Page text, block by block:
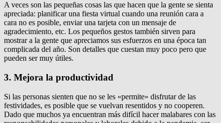
A veces son las pequeñas cosas las que hacen que la gente se sienta
apreciada: planificar una fiesta virtual cuando una reunión cara a
cara no es posible, enviar una tarjeta con un mensaje de
agradecimiento, etc. Los pequeños gestos también sirven para
mostrar a la gente que apreciamos sus esfuerzos en una época tan
complicada del año. Son detalles que cuestan muy poco pero que
pueden ser muy útiles.
3. Mejora la productividad
Si las personas sienten que no se les «permite» disfrutar de las
festividades, es posible que se vuelvan resentidos y no cooperen.
Dado que muchos ya encuentran más difícil hacer malabares con las